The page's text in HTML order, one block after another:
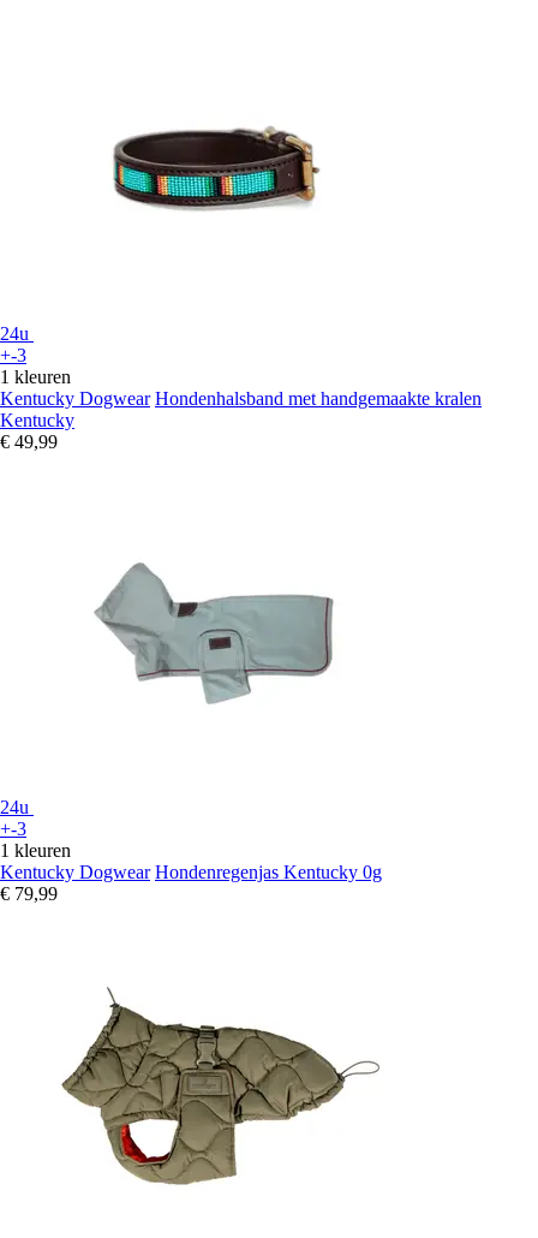
24u
+-3
1 kleuren
Kentucky Dogwear Hondenhalsband met handgemaakte kralen
Kentucky
€ 49,99
24u
+-3
1 kleuren
Kentucky Dogwear Hondenregenjas Kentucky 0g
€ 79,99